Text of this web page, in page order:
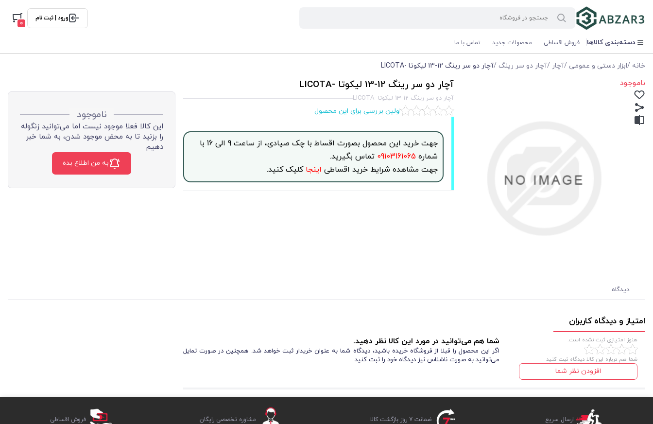
ورود | ثبت نام
0
دسته‌بندی کالاها فروش اقساطی محصولات جدید تماس با ما
خانه /ابزار دستی و عمومی /آچار /آچار دو سر رینگ /آچار دو سر رينگ 12-13 ليكوتا -LICOTA
ناموجود آچار دو سر رينگ 12-13 ليكوتا -LICOTA
آچار دو سر رينگ 12-13 ليكوتا -LICOTA
اولین بررسی برای این محصول
جهت خرید این محصول بصورت اقساط با چک صیادی، از ساعت 9 الی 16 با
شماره 09103161065 تماس بگیرید.
جهت مشاهده شرایط خرید اقساطی اینجاکلیک کنید.
ناموجود
این کالا فعلا موجود نیست اما می‌توانید زنگوله
را بزنید تا به محض موجود شدن، به شما خبر
دهیم
به من اطلاع بده
دیدگاه
امتیاز و دیدگاه کاربران
هنوز امتیازی ثبت نشده است.
شما هم درباره این کالا دیدگاه ثبت کنید
افزودن نظر شما
شما هم می‌توانید در مورد این کالا نظر دهید.
اگر این محصول را قبلا از فروشگاه خریده باشید، دیدگاه شما به عنوان خریدار ثبت خواهد شد. همچنین در صورت تمایل
می‌توانید به صورت ناشناس نیز دیدگاه خود را ثبت کنید
ارسال سریع ضمانت 7 روز بازگشت کالا مشاوره تخصصی رایگان فروش اقساطی